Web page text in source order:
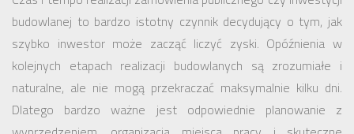
budowlanej to bardzo istotny czynnik decydujący o tym, jak
szybko inwestor może zacząć liczyć zyski. Opóźnienia w
kolejnych etapach realizacji budowlanych są zrozumiałe i
naturalne, ale nie mogą przekraczać maksymalnie kilku dni.
Dlatego bardzo ważne jest odpowiednie planowanie z